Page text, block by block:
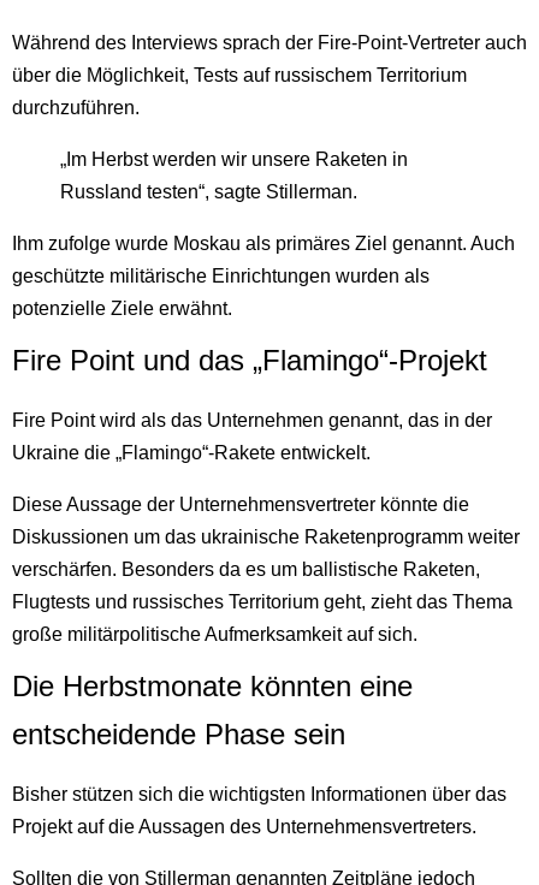
Während des Interviews sprach der Fire-Point-Vertreter auch
über die Möglichkeit, Tests auf russischem Territorium
durchzuführen.
„Im Herbst werden wir unsere Raketen in
Russland testen“, sagte Stillerman.
Ihm zufolge wurde Moskau als primäres Ziel genannt. Auch
geschützte militärische Einrichtungen wurden als
potenzielle Ziele erwähnt.
Fire Point und das „Flamingo“-Projekt
Fire Point wird als das Unternehmen genannt, das in der
Ukraine die „Flamingo“-Rakete entwickelt.
Diese Aussage der Unternehmensvertreter könnte die
Diskussionen um das ukrainische Raketenprogramm weiter
verschärfen. Besonders da es um ballistische Raketen,
Flugtests und russisches Territorium geht, zieht das Thema
große militärpolitische Aufmerksamkeit auf sich.
Die Herbstmonate könnten eine
entscheidende Phase sein
Bisher stützen sich die wichtigsten Informationen über das
Projekt auf die Aussagen des Unternehmensvertreters.
Sollten die von Stillerman genannten Zeitpläne jedoch